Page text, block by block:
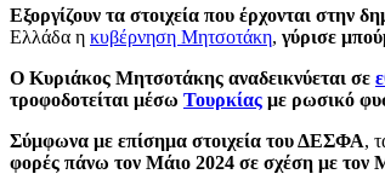
Εξοργίζουν τα στοιχεία που έρχονται στην
Ελλάδα η κυβέρνηση Μητσοτάκη, γύρισε
Ο Κυριάκος Μητσοτάκης αναδεικνύεται σε
τροφοδοτείται μέσω Τουρκίας με ρωσικό
Σύμφωνα με επίσημα στοιχεία του ΔΕΣΦΑ,
φορές πάνω τον Μάιο 2024 σε σχέση με τον